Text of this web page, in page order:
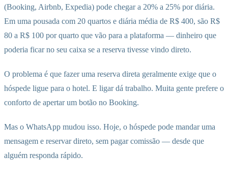
(Booking, Airbnb, Expedia) pode chegar a 20% a 25% por diária.
Em uma pousada com 20 quartos e diária média de R$ 400, são R$
80 a R$ 100 por quarto que vão para a plataforma — dinheiro que
poderia ficar no seu caixa se a reserva tivesse vindo direto.
O problema é que fazer uma reserva direta geralmente exige que o
hóspede ligue para o hotel. E ligar dá trabalho. Muita gente prefere o
conforto de apertar um botão no Booking.
Mas o WhatsApp mudou isso. Hoje, o hóspede pode mandar uma
mensagem e reservar direto, sem pagar comissão — desde que
alguém responda rápido.